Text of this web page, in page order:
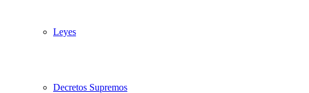
Leyes
Decretos Supremos